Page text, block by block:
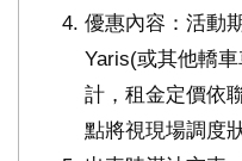
優惠內容：活動
Yaris(或其他轎
計，租金定價依
點將視現場調度